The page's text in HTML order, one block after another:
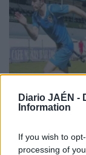
Diario JAÉN -
Information
If you wish to
processing of